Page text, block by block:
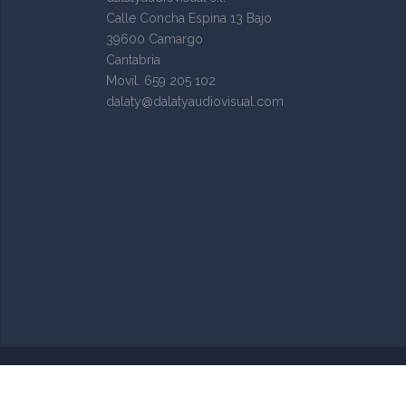
Calle Concha Espina 13 Bajo
39600 Camargo
Cantabria
Movil. 659 205 102
dalaty@dalatyaudiovisual.com